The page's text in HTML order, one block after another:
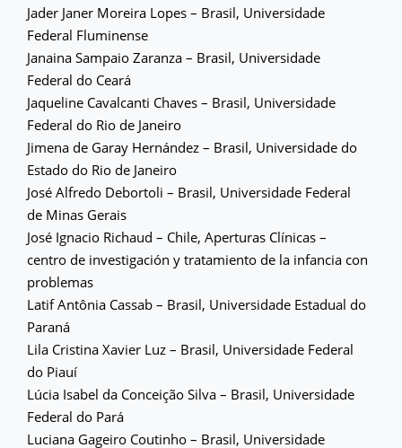
Jader Janer Moreira Lopes – Brasil, Universidade
Federal Fluminense
Janaina Sampaio Zaranza – Brasil, Universidade
Federal do Ceará
Jaqueline Cavalcanti Chaves – Brasil, Universidade
Federal do Rio de Janeiro
Jimena de Garay Hernández – Brasil, Universidade do
Estado do Rio de Janeiro
José Alfredo Debortoli – Brasil, Universidade Federal
de Minas Gerais
José Ignacio Richaud – Chile, Aperturas Clínicas –
centro de investigación y tratamiento de la infancia con
problemas
Latif Antônia Cassab – Brasil, Universidade Estadual do
Paraná
Lila Cristina Xavier Luz – Brasil, Universidade Federal
do Piauí
Lúcia Isabel da Conceição Silva – Brasil, Universidade
Federal do Pará
Luciana Gageiro Coutinho – Brasil, Universidade